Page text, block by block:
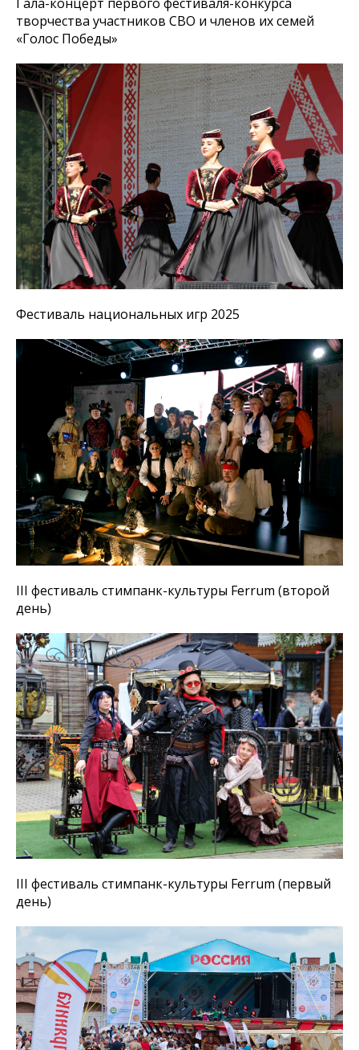
творчества участников СВО и членов их семей
«Голос Победы»
Фестиваль национальных игр 2025
III фестиваль стимпанк-культуры Ferrum (второй
день)
III фестиваль стимпанк-культуры Ferrum (первый
день)